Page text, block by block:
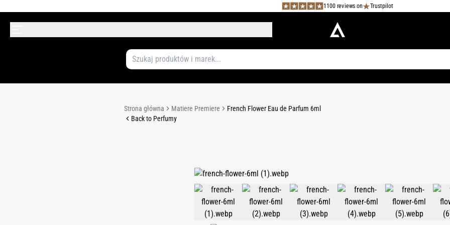
1100 reviews on Trustpilot
Strona główna Matiere Premiere
French Flower Eau de Parfum 6ml
Back to Perfumy